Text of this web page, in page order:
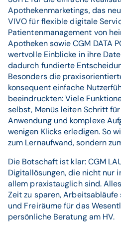
Apothekenmarketings, das
VIVO für flexible digitale
Patientenmanagement von
Apotheken sowie CGM DATA
wertvolle Einblicke in ihre
dadurch fundierte
Besonders die
konsequent einfache
beeindruckten: Viele
selbst, Menüs leiten Schritt
Anwendung und komplexe
wenigen Klicks erledigen. So
zum Lernaufwand, sondern
Die Botschaft ist klar: CGM
Digitallösungen, die nicht nur
allem praxistauglich sind.
Zeit zu sparen,
und Freiräume für das
persönliche Beratung am HV.